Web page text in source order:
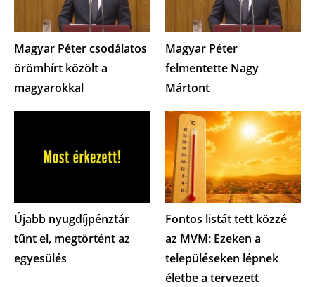
Magyar Péter csodálatos
örömhírt közölt a
magyarokkal
Magyar Péter
felmentette Nagy
Mártont
Újabb nyugdíjpénztár
tűnt el, megtörtént az
egyesülés
Fontos listát tett közzé
az MVM: Ezeken a
településeken lépnek
életbe a tervezett